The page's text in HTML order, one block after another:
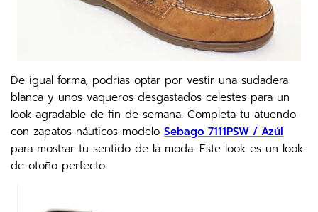
De igual forma, podrías optar por vestir una sudadera
blanca y unos vaqueros desgastados celestes para un
look agradable de fin de semana. Completa tu atuendo
con zapatos náuticos modelo Sebago 7111PSW / Azúl
para mostrar tu sentido de la moda. Este look es un look
de otoño perfecto.